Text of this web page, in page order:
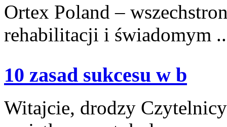
Ortex Poland –
rehabilitacji i świadomym
10 zasad sukcesu w b
Witajcie, drodzy